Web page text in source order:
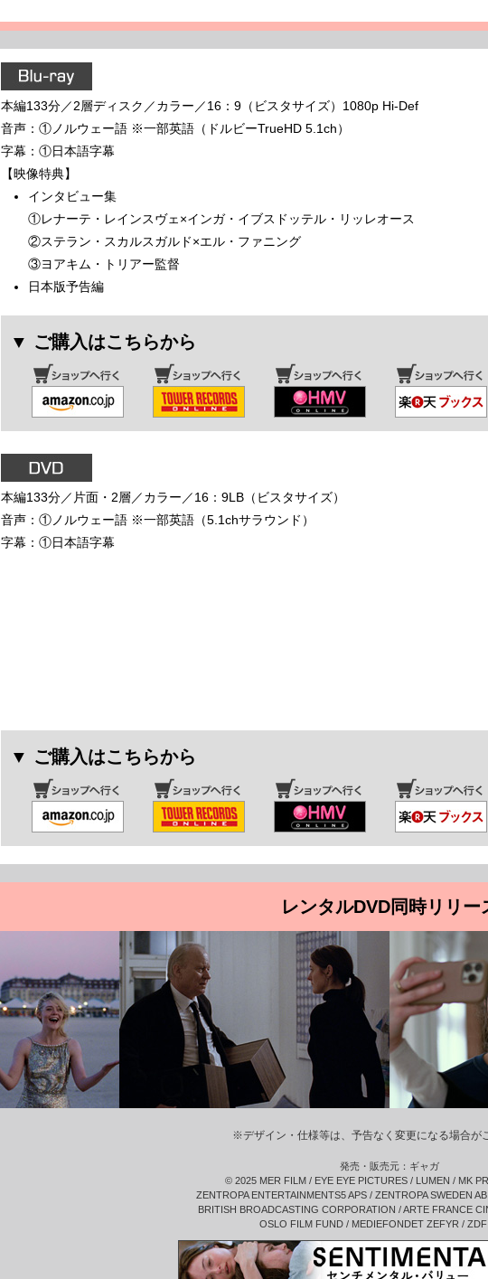
本編133分／2層ディスク／カラー／16：9（ビスタサイズ）1080p Hi-Def
音声：①ノルウェー語 ※一部英語（ドルビーTrueHD 5.1ch）
字幕：①日本語字幕
【映像特典】
インタビュー集
①レナーテ・レインスヴェ×インガ・イブスドッテル・リッレオース
②ステラン・スカルスガルド×エル・ファニング
③ヨアキム・トリアー監督
日本版予告編
▼ ご購入はこちらから
本編133分／片面・2層／カラー／16：9LB（ビスタサイズ）
音声：①ノルウェー語 ※一部英語（5.1chサラウンド）
字幕：①日本語字幕
▼ ご購入はこちらから
レンタルDVD同時リリー
※デザイン・仕様等は、予告なく変更になる場合が
発売・販売元：ギャガ
© 2025 MER FILM / EYE EYE PICTURES / LUMEN / MK
ZENTROPA ENTERTAINMENTS5 APS / ZENTROPA SWEDEN
BRITISH BROADCASTING CORPORATION / ARTE FRANCE
OSLO FILM FUND / MEDIEFONDET ZEFYR / ZDF